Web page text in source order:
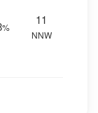
%
11
NNW